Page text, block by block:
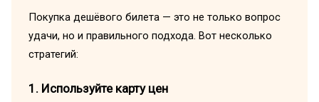
Покупка дешёвого билета — это не только вопрос
удачи, но и правильного подхода. Вот несколько
стратегий:
1. Используйте карту цен